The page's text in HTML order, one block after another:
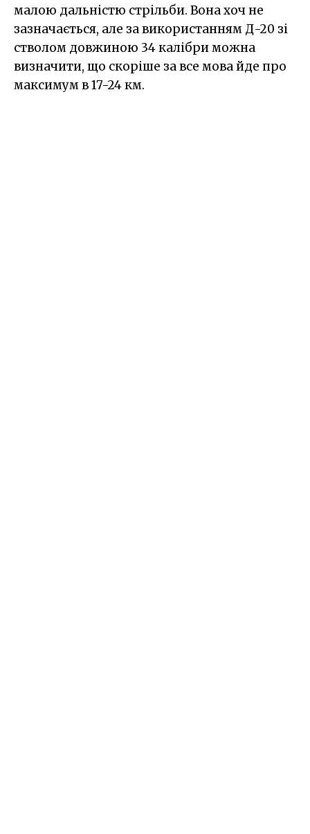
малою дальністю стрільби. Вона хоч не
зазначається, але за використанням Д-20 зі
стволом довжиною 34 калібри можна
визначити, що скоріше за все мова йде про
максимум в 17-24 км.